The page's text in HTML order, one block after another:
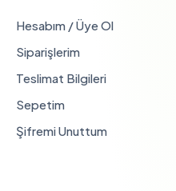
Hesabım / Üye Ol
Siparişlerim
Teslimat Bilgileri
Sepetim
Şifremi Unuttum